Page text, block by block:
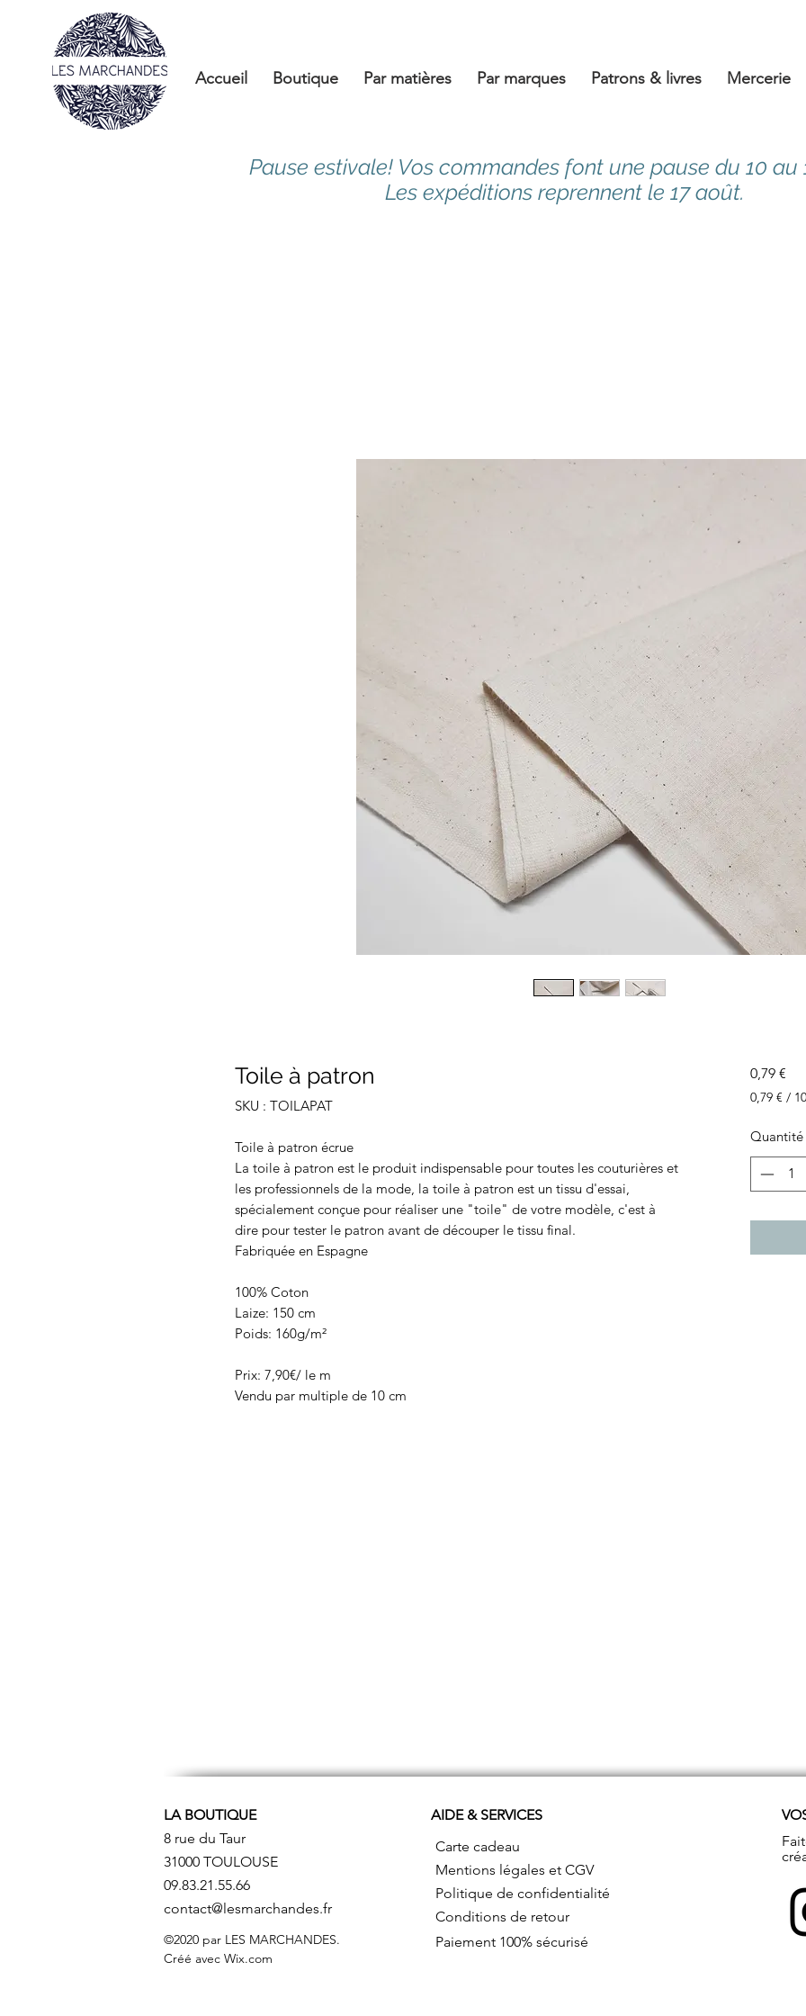
Accueil Boutique Par matières Par marques Patrons & livres Mercerie
Pause estivale! Vos commandes font une pause du 10 au
Les expéditions reprennent le 17 août.
Toile à patron
SKU : TOILAPAT
Toile à patron écrue
La toile à patron est le produit indispensable pour toutes les couturières et
les professionnels de la mode, la toile à patron est un tissu d'essai,
spécialement conçue pour réaliser une "toile" de votre modèle, c'est à
dire pour tester le patron avant de découper le tissu final.
Fabriquée en Espagne
100% Coton
Laize: 150 cm
Poids: 160g/m²
Prix: 7,90€/ le m
Vendu par multiple de 10 cm
0,79 €
0,79 € /
pour
Quantité
LA BOUTIQUE
8 rue du Taur
31000 TOULOUSE
09.83.21.55.66
contact@lesmarchandes.fr
©2020 par LES MARCHANDES.
Créé avec Wix.com
AIDE & SERVICES
Carte cadeau
Mentions légales et CGV
Politique de confidentialité
Conditions de retour
Paiement 100% sécurisé